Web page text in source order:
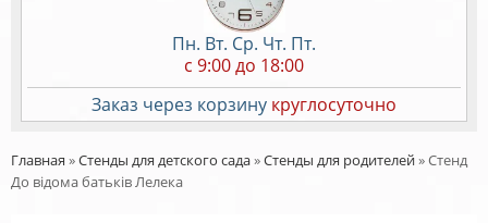
Пн. Вт. Ср. Чт. Пт.
c 9:00 до 18:00
Заказ через корзину круглосуточно
Главная »Стенды для детского сада»Стенды для родителей»Стенд
До відома батьків Лелека